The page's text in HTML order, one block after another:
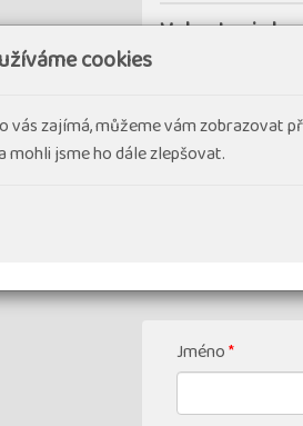
Vyberte si
sleva bonus
Jméno*
cookies
vás zajímá, můžeme vám zobrazovat
mohli jsme ho dále zlepšovat.